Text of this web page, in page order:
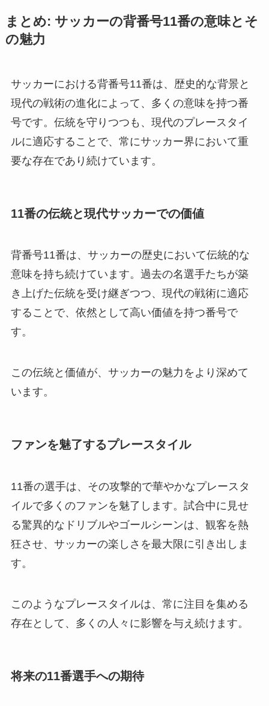
まとめ: サッカーの背番号11番の意味とそ
の魅力
サッカーにおける背番号11番は、歴史的な背景と
現代の戦術の進化によって、多くの意味を持つ番
号です。伝統を守りつつも、現代のプレースタイ
ルに適応することで、常にサッカー界において重
要な存在であり続けています。
11番の伝統と現代サッカーでの価値
背番号11番は、サッカーの歴史において伝統的な
意味を持ち続けています。過去の名選手たちが築
き上げた伝統を受け継ぎつつ、現代の戦術に適応
することで、依然として高い価値を持つ番号で
す。
この伝統と価値が、サッカーの魅力をより深めて
います。
ファンを魅了するプレースタイル
11番の選手は、その攻撃的で華やかなプレースタ
イルで多くのファンを魅了します。試合中に見せ
る驚異的なドリブルやゴールシーンは、観客を熱
狂させ、サッカーの楽しさを最大限に引き出しま
す。
このようなプレースタイルは、常に注目を集める
存在として、多くの人々に影響を与え続けます。
将来の11番選手への期待